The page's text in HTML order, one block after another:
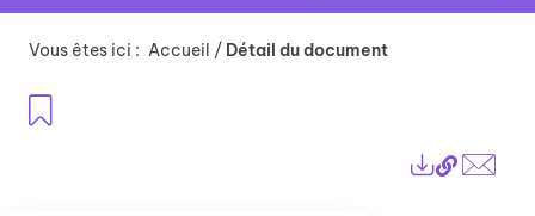
Vous êtes ici : Accueil / Détail du document
Lien